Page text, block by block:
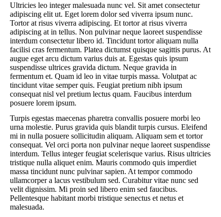
Ultricies leo integer malesuada nunc vel. Sit amet consectetur
adipiscing elit ut. Eget lorem dolor sed viverra ipsum nunc.
Tortor at risus viverra adipiscing. Et tortor at risus viverra
adipiscing at in tellus. Non pulvinar neque laoreet suspendisse
interdum consectetur libero id. Tincidunt tortor aliquam nulla
facilisi cras fermentum. Platea dictumst quisque sagittis purus. At
augue eget arcu dictum varius duis at. Egestas quis ipsum
suspendisse ultrices gravida dictum. Neque gravida in
fermentum et. Quam id leo in vitae turpis massa. Volutpat ac
tincidunt vitae semper quis. Feugiat pretium nibh ipsum
consequat nisl vel pretium lectus quam. Faucibus interdum
posuere lorem ipsum.
Turpis egestas maecenas pharetra convallis posuere morbi leo
urna molestie. Purus gravida quis blandit turpis cursus. Eleifend
mi in nulla posuere sollicitudin aliquam. Aliquam sem et tortor
consequat. Vel orci porta non pulvinar neque laoreet suspendisse
interdum. Tellus integer feugiat scelerisque varius. Risus ultricies
tristique nulla aliquet enim. Mauris commodo quis imperdiet
massa tincidunt nunc pulvinar sapien. At tempor commodo
ullamcorper a lacus vestibulum sed. Curabitur vitae nunc sed
velit dignissim. Mi proin sed libero enim sed faucibus.
Pellentesque habitant morbi tristique senectus et netus et
malesuada.